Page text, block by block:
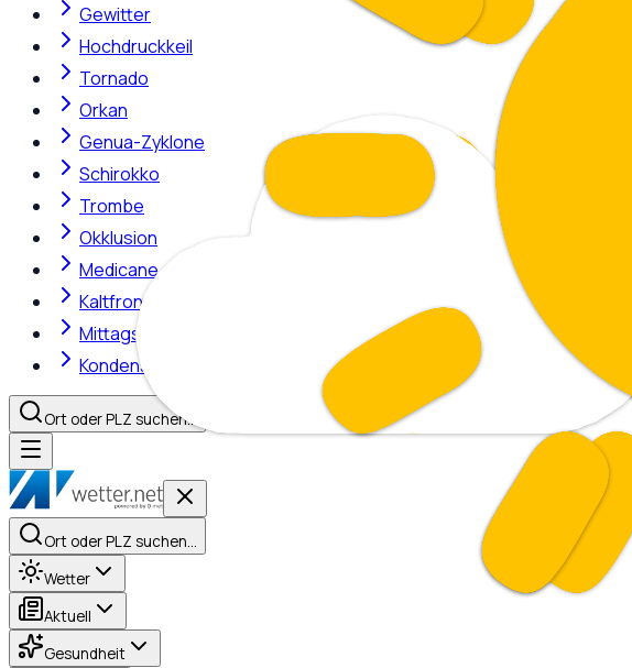
Gewitter
Hochdruckkeil
Tornado
Orkan
Genua-Zyklone
Schirokko
Trombe
Okklusion
Medicane
Kaltfront
Mittagshitze
Kondensstreifen
Ort oder PLZ suchen…
Ort oder PLZ suchen…
Wetter
Aktuell
Gesundheit